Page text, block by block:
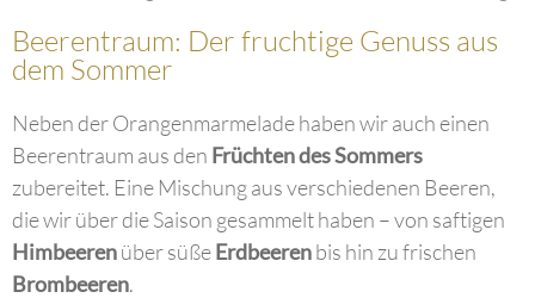
Beerentraum: Der fruchtige Genuss aus
dem Sommer
Neben der Orangenmarmelade haben wir auch einen
Beerentraum aus den Früchten des Sommers
zubereitet. Eine Mischung aus verschiedenen Beeren,
die wir über die Saison gesammelt haben – von saftigen
Himbeerenüber süßeErdbeerenbis hin zu frischen
Brombeeren.